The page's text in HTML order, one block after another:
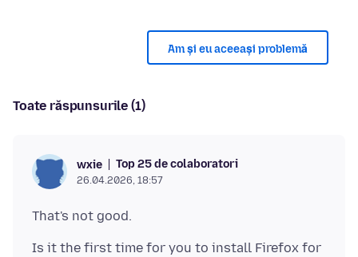
Am și eu aceeași problemă
Toate răspunsurile (1)
wxie Top 25 de colaboratori
26.04.2026, 18:57
Is it the first time for you to install Firefox for